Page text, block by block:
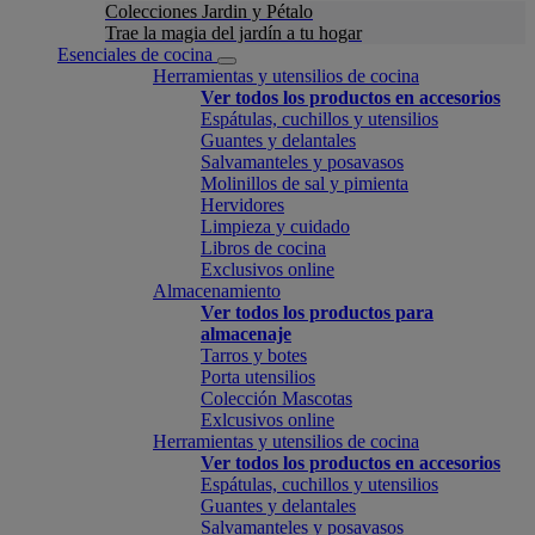
Colecciones Jardin y Pétalo
Trae la magia del jardín a tu hogar
Esenciales de cocina
Herramientas y utensilios de cocina
Ver todos los productos en accesorios
Espátulas, cuchillos y utensilios
Guantes y delantales
Salvamanteles y posavasos
Molinillos de sal y pimienta
Hervidores
Limpieza y cuidado
Libros de cocina
Exclusivos online
Almacenamiento
Ver todos los productos para
almacenaje
Tarros y botes
Porta utensilios
Colección Mascotas
Exlcusivos online
Herramientas y utensilios de cocina
Ver todos los productos en accesorios
Espátulas, cuchillos y utensilios
Guantes y delantales
Salvamanteles y posavasos